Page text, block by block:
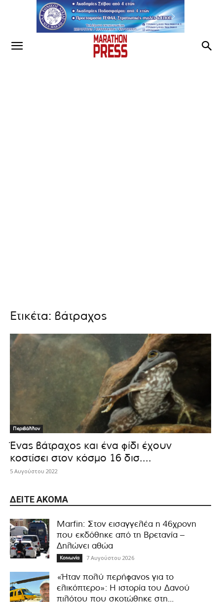
Ετικέτα: βάτραχος
Περιβάλλον
Ένας βάτραχος και ένα φίδι έχουν
κοστίσει στον κόσμο 16 δισ....
5 Αυγούστου 2022
ΔΕΊΤΕ ΑΚΌΜΑ
Marfin: Στον εισαγγελέα η 46χρονη
που εκδόθηκε από τη Βρετανία –
Δηλώνει αθώα
Κοινωνία 7 Αυγούστου 2026
«Ήταν πολύ περήφανος για το
ελικόπτερο»: Η ιστορία του Δανού
πιλότου που σκοτώθηκε στη...